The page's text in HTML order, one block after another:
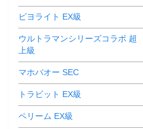
ピヨライト EX級
ウルトラマンシリーズコラボ 超
上級
マホバオー SEC
トラビット EX級
ペリーム EX級